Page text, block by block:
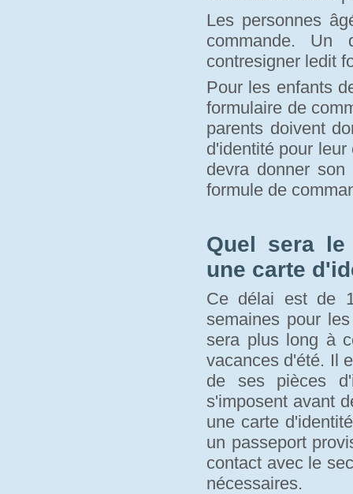
Les personnes
commande. Un
contresigner ledit
Pour les enfants
formulaire de
parents doivent
d'identité pour
devra donner
formule de
Quel sera
une carte
Ce délai est de
semaines pour
sera plus long à
vacances d'été. Il
de ses pièces
s'imposent avant
une carte
un passeport
contact avec le
nécessaires.